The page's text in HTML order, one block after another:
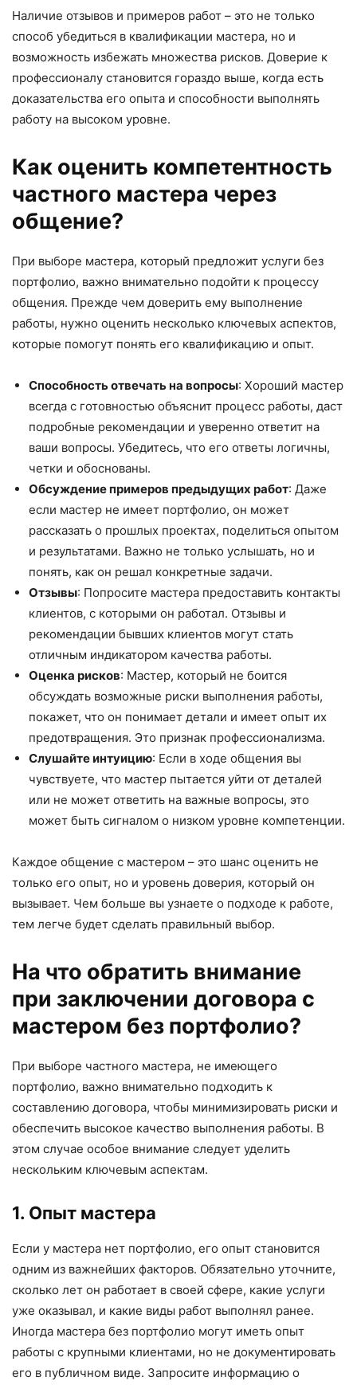
Наличие отзывов и примеров работ – это не только
способ убедиться в квалификации мастера, но и
возможность избежать множества рисков. Доверие к
профессионалу становится гораздо выше, когда есть
доказательства его опыта и способности выполнять
работу на высоком уровне.
Как оценить компетентность
частного мастера через
общение?
При выборе мастера, который предложит услуги без
портфолио, важно внимательно подойти к процессу
общения. Прежде чем доверить ему выполнение
работы, нужно оценить несколько ключевых аспектов,
которые помогут понять его квалификацию и опыт.
Способность отвечать на вопросы: Хороший мастер
всегда с готовностью объяснит процесс работы, даст
подробные рекомендации и уверенно ответит на
ваши вопросы. Убедитесь, что его ответы логичны,
четки и обоснованы.
Обсуждение примеров предыдущих работ: Даже
если мастер не имеет портфолио, он может
рассказать о прошлых проектах, поделиться опытом
и результатами. Важно не только услышать, но и
понять, как он решал конкретные задачи.
Отзывы: Попросите мастера предоставить контакты
клиентов, с которыми он работал. Отзывы и
рекомендации бывших клиентов могут стать
отличным индикатором качества работы.
Оценка рисков: Мастер, который не боится
обсуждать возможные риски выполнения работы,
покажет, что он понимает детали и имеет опыт их
предотвращения. Это признак профессионализма.
Слушайте интуицию: Если в ходе общения вы
чувствуете, что мастер пытается уйти от деталей
или не может ответить на важные вопросы, это
может быть сигналом о низком уровне компетенции.
Каждое общение с мастером – это шанс оценить не
только его опыт, но и уровень доверия, который он
вызывает. Чем больше вы узнаете о подходе к работе,
тем легче будет сделать правильный выбор.
На что обратить внимание
при заключении договора с
мастером без портфолио?
При выборе частного мастера, не имеющего
портфолио, важно внимательно подходить к
составлению договора, чтобы минимизировать риски и
обеспечить высокое качество выполнения работы. В
этом случае особое внимание следует уделить
нескольким ключевым аспектам.
1. Опыт мастера
Если у мастера нет портфолио, его опыт становится
одним из важнейших факторов. Обязательно уточните,
сколько лет он работает в своей сфере, какие услуги
уже оказывал, и какие виды работ выполнял ранее.
Иногда мастера без портфолио могут иметь опыт
работы с крупными клиентами, но не документировать
его в публичном виде. Запросите информацию о